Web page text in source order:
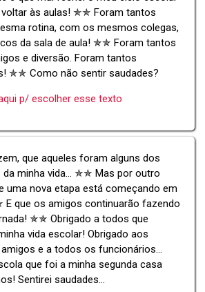
às aulas! ✯✯ Foram tantos
rotina, com os mesmos colegas,
da sala de aula! ✯✯ Foram tantos
e diversão. Foram tantos
✯✯ Como não sentir saudades?
p/ escolher esse texto
que aqueles foram alguns dos
minha vida... ✯✯ Mas por outro
uma nova etapa está começando em
que os amigos continuarão fazendo
✯✯ Obrigado a todos que
vida escolar! Obrigado aos
e a todos os funcionários...
que foi a minha segunda casa
Sentirei saudades...